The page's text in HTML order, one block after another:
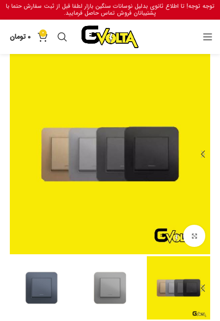
توجه توجه! تا اطلاع ثانوی بدلیل نوسانات سنگین بازار لطفا قبل از ثبت سفارش حتما با
پشتیبانان فروش تماس حاصل فرمایید.
0
0 تومان
برای بزرگنمایی کلیک کنید